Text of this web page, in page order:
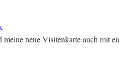
neue Visitenkarte auch mit